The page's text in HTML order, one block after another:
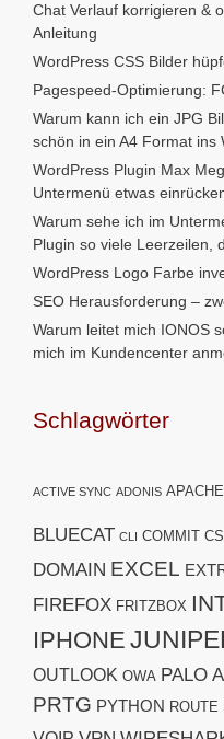
Chat Verlauf korrigieren &
Anleitung
WordPress CSS Bilder
Pagespeed-Optimierung:
Warum kann ich ein JPG
schön in ein A4 Format
WordPress Plugin Max
Untermenü etwas
Warum sehe ich im
Plugin so viele Leerzeilen,
WordPress Logo Farbe
SEO Herausforderung –
Warum leitet mich IONOS
mich im Kundencenter
Schlagwörter
ACTIVE SYNC ADONIS APACHE
BLUECAT CLI COMMIT
DOMAIN EXCEL
FIREFOX FRITZBOX
IPHONE
OUTLOOK OWA PALO
PRTG PYTHON ROUTE